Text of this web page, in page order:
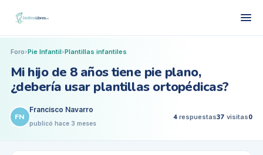
Foro›Pie Infantil›Plantillas infantiles
Mi hijo de 8 años tiene pie plano,
¿debería usar plantillas ortopédicas?
FN
Francisco Navarro
publicó hace 3 meses
4 respuestas37 visitas0